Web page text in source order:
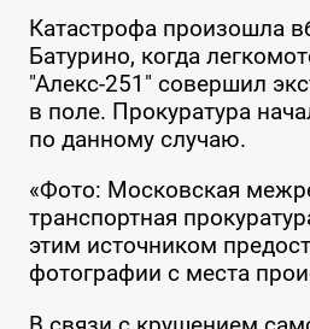
Катастрофа произошла
Батурино, когда
"Алекс-251" совершил
в поле. Прокуратура
по данному случаю.
«Фото: Московская
транспортная
этим источником
фотографии с места